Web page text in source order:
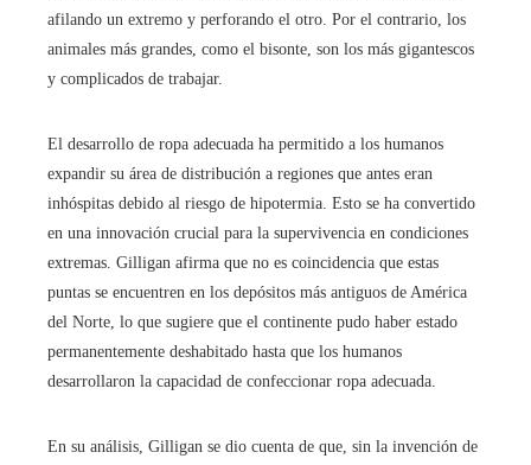
afilando un extremo y perforando el otro. Por el contrario, los
animales más grandes, como el bisonte, son los más gigantescos
y complicados de trabajar.
El desarrollo de ropa adecuada ha permitido a los humanos
expandir su área de distribución a regiones que antes eran
inhóspitas debido al riesgo de hipotermia. Esto se ha convertido
en una innovación crucial para la supervivencia en condiciones
extremas. Gilligan afirma que no es coincidencia que estas
puntas se encuentren en los depósitos más antiguos de América
del Norte, lo que sugiere que el continente pudo haber estado
permanentemente deshabitado hasta que los humanos
desarrollaron la capacidad de confeccionar ropa adecuada.
En su análisis, Gilligan se dio cuenta de que, sin la invención de